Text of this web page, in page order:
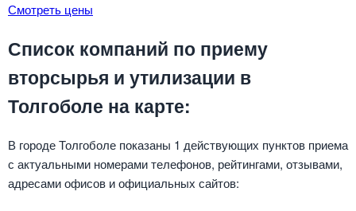
Смотреть цены
Список компаний по приему
вторсырья и утилизации в
Толгоболе на карте:
В городе Толгоболе показаны 1 действующих пунктов приема
с актуальными номерами телефонов, рейтингами, отзывами,
адресами офисов и официальных сайтов: